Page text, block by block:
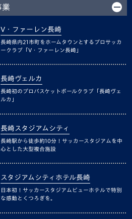
業
V・ファーレン長崎
長崎県内21市町をホームタウンとするプロサッカ
ークラブ「V・ファーレン長崎」
長崎ヴェルカ
長崎初のプロバスケットボールクラブ「長崎ヴェ
ルカ」
長崎スタジアムシティ
長崎駅から徒歩約10分！サッカースタジアムを中
心とした大型複合施設
スタジアムシティホテル長崎
日本初！サッカースタジアムビューホテルで特別
な感動とくつろぎを。